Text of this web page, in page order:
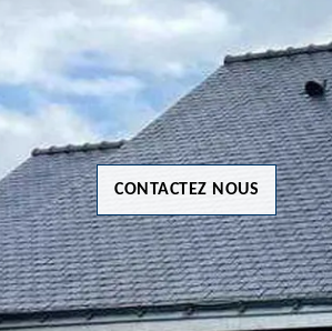
CONTACTEZ NOUS